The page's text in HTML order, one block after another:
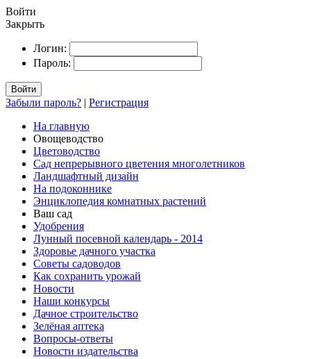
Войти
Закрыть
Логин:
Пароль:
Войти
Забыли пароль? | Регистрация
На главную
Овощеводство
Цветоводство
Сад непрерывного цветения многолетников
Ландшафтный дизайн
На подоконнике
Энциклопедия комнатных растений
Ваш сад
Удобрения
Лунный посевной календарь - 2014
Здоровье дачного участка
Советы садоводов
Как сохранить урожай
Новости
Наши конкурсы
Дачное строительство
Зелёная аптека
Вопросы-ответы
Новости издательства